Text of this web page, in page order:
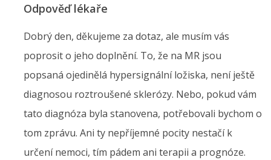
Odpověď lékaře
Dobrý den, děkujeme za dotaz, ale musím vás
poprosit o jeho doplnění. To, že na MR jsou
popsaná ojedinělá hypersignální ložiska, není ještě
diagnosou roztroušené sklerózy. Nebo, pokud vám
tato diagnóza byla stanovena, potřebovali bychom o
tom zprávu. Ani ty nepříjemné pocity nestačí k
určení nemoci, tím pádem ani terapii a prognóze.